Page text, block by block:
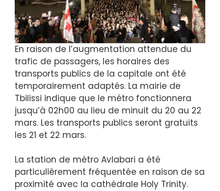
En raison de l’augmentation attendue du
trafic de passagers, les horaires des
transports publics de la capitale ont été
temporairement adaptés. La mairie de
Tbilissi indique que le métro fonctionnera
jusqu’à 02h00 au lieu de minuit du 20 au 22
mars. Les transports publics seront gratuits
les 21 et 22 mars.
La station de métro Avlabari a été
particulièrement fréquentée en raison de sa
proximité avec la cathédrale Holy Trinity.